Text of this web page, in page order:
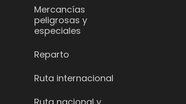
Mercancías
peligrosas y
especiales
Reparto
Ruta internacional